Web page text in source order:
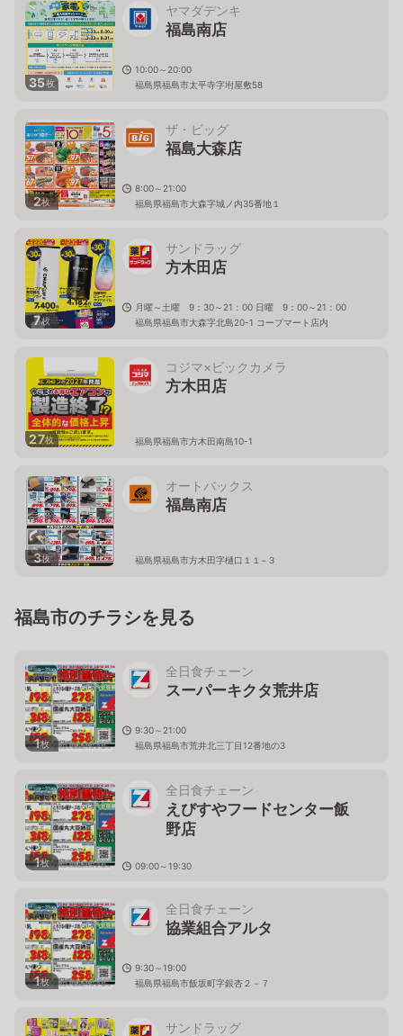
35枚
ヤマダデンキ
福島南店
10:00～20:00
福島県福島市太平寺字坿屋敷58
2枚
ザ・ビッグ
福島大森店
8:00～21:00
福島県福島市大森字城ノ内35番地１
7枚
サンドラッグ
方木田店
月曜～土曜 9：30～21：00 日曜 9：00～21：00
福島県福島市大森字北島20-1 コープマート店内
27枚
コジマ×ビックカメラ
方木田店
福島県福島市方木田南島10-1
3枚
オートバックス
福島南店
福島県福島市方木田字樋口１１−３
福島市のチラシを見る
1枚
全日食チェーン
スーパーキクタ荒井店
9:30～21:00
福島県福島市荒井北三丁目12番地の3
1枚
全日食チェーン
えびすやフードセンター飯
野店
09:00～19:30
1枚
全日食チェーン
協業組合アルタ
9:30～19:00
福島県福島市飯坂町字銀杏２－７
サンドラッグ